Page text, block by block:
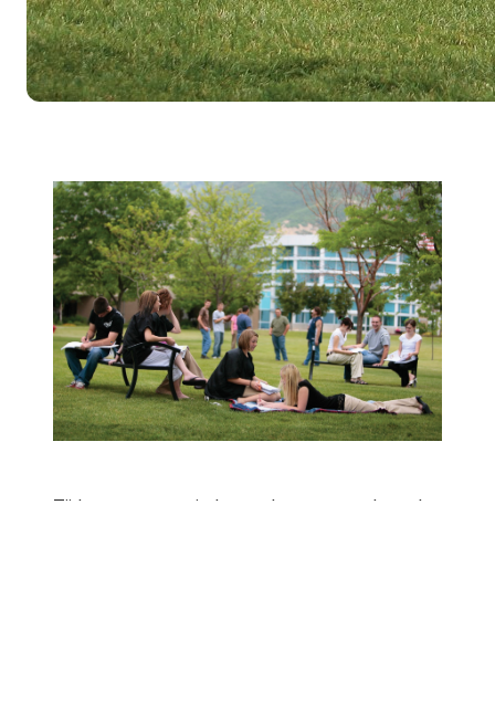
Tijdens warme perioden voelen mensen, dus ook